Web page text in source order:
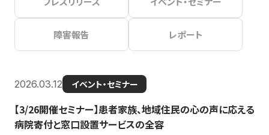
障害報告 レポート
2026.03.12 イベント・セミナー
【3/26開催セミナー】患者家族、地域住民の心の声に応える
病院寄付と窓口設置サービスの全容